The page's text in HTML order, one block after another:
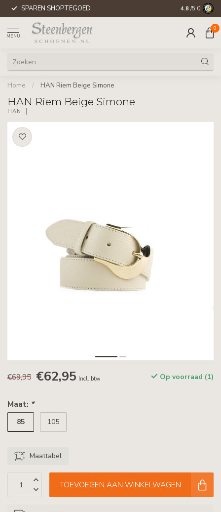
SPAREN SHOPTEGOED 4.8 /5.0
MENU
0
Home / HAN Riem Beige Simone
HAN Riem Beige Simone
HAN
€69,95 €62,95 Incl. btw Op voorraad (1)
Maat: *
85 105
Maattabel
TOEVOEGEN AAN WINKELWAGEN